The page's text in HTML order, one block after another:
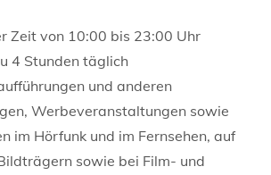
Zeit von 10:00 bis 23:00 Uhr
4 Stunden täglich
und anderen
Werbeveranstaltungen sowie
im Hörfunk und im Fernsehen, auf
sowie bei Film- und